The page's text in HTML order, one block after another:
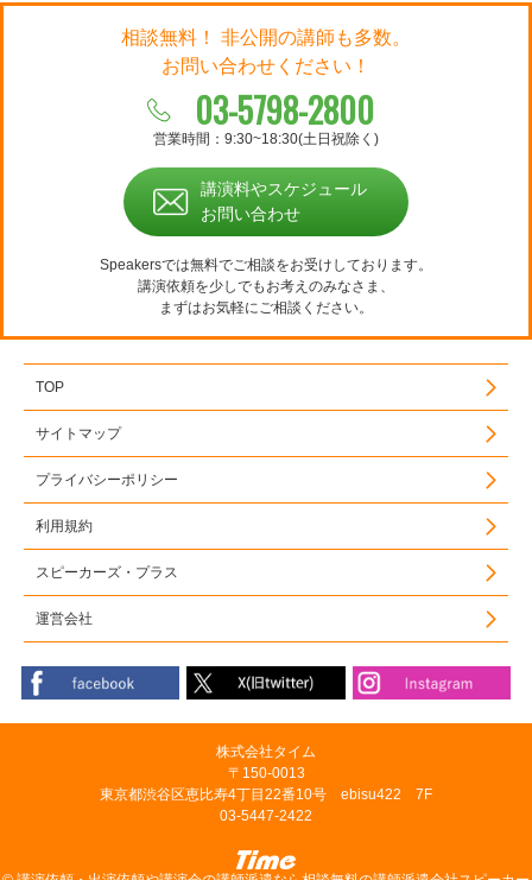
相談無料！ 非公開の講師も多数。
お問い合わせください！
03-5798-2800
営業時間：9:30~18:30(土日祝除く)
講演料やスケジュール
お問い合わせ
Speakersでは無料でご相談をお受けしております。
講演依頼を少しでもお考えのみなさま、
まずはお気軽にご相談ください。
TOP
サイトマップ
プライバシーポリシー
利用規約
スピーカーズ・プラス
運営会社
株式会社タイム
〒150-0013
東京都渋谷区恵比寿4丁目22番10号 ebisu422 7F
03-5447-2422